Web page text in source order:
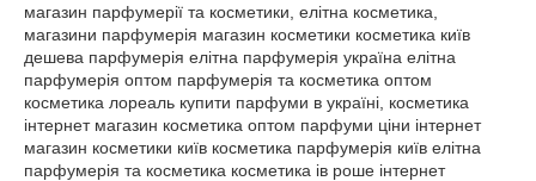
магазин парфумерії та косметики, елітна косметика,
магазини парфумерія магазин косметики косметика київ
дешева парфумерія елітна парфумерія україна елітна
парфумерія оптом парфумерія та косметика оптом
косметика лореаль купити парфуми в україні, косметика
інтернет магазин косметика оптом парфуми ціни інтернет
магазин косметики київ косметика парфумерія київ елітна
парфумерія та косметика косметика ів роше інтернет